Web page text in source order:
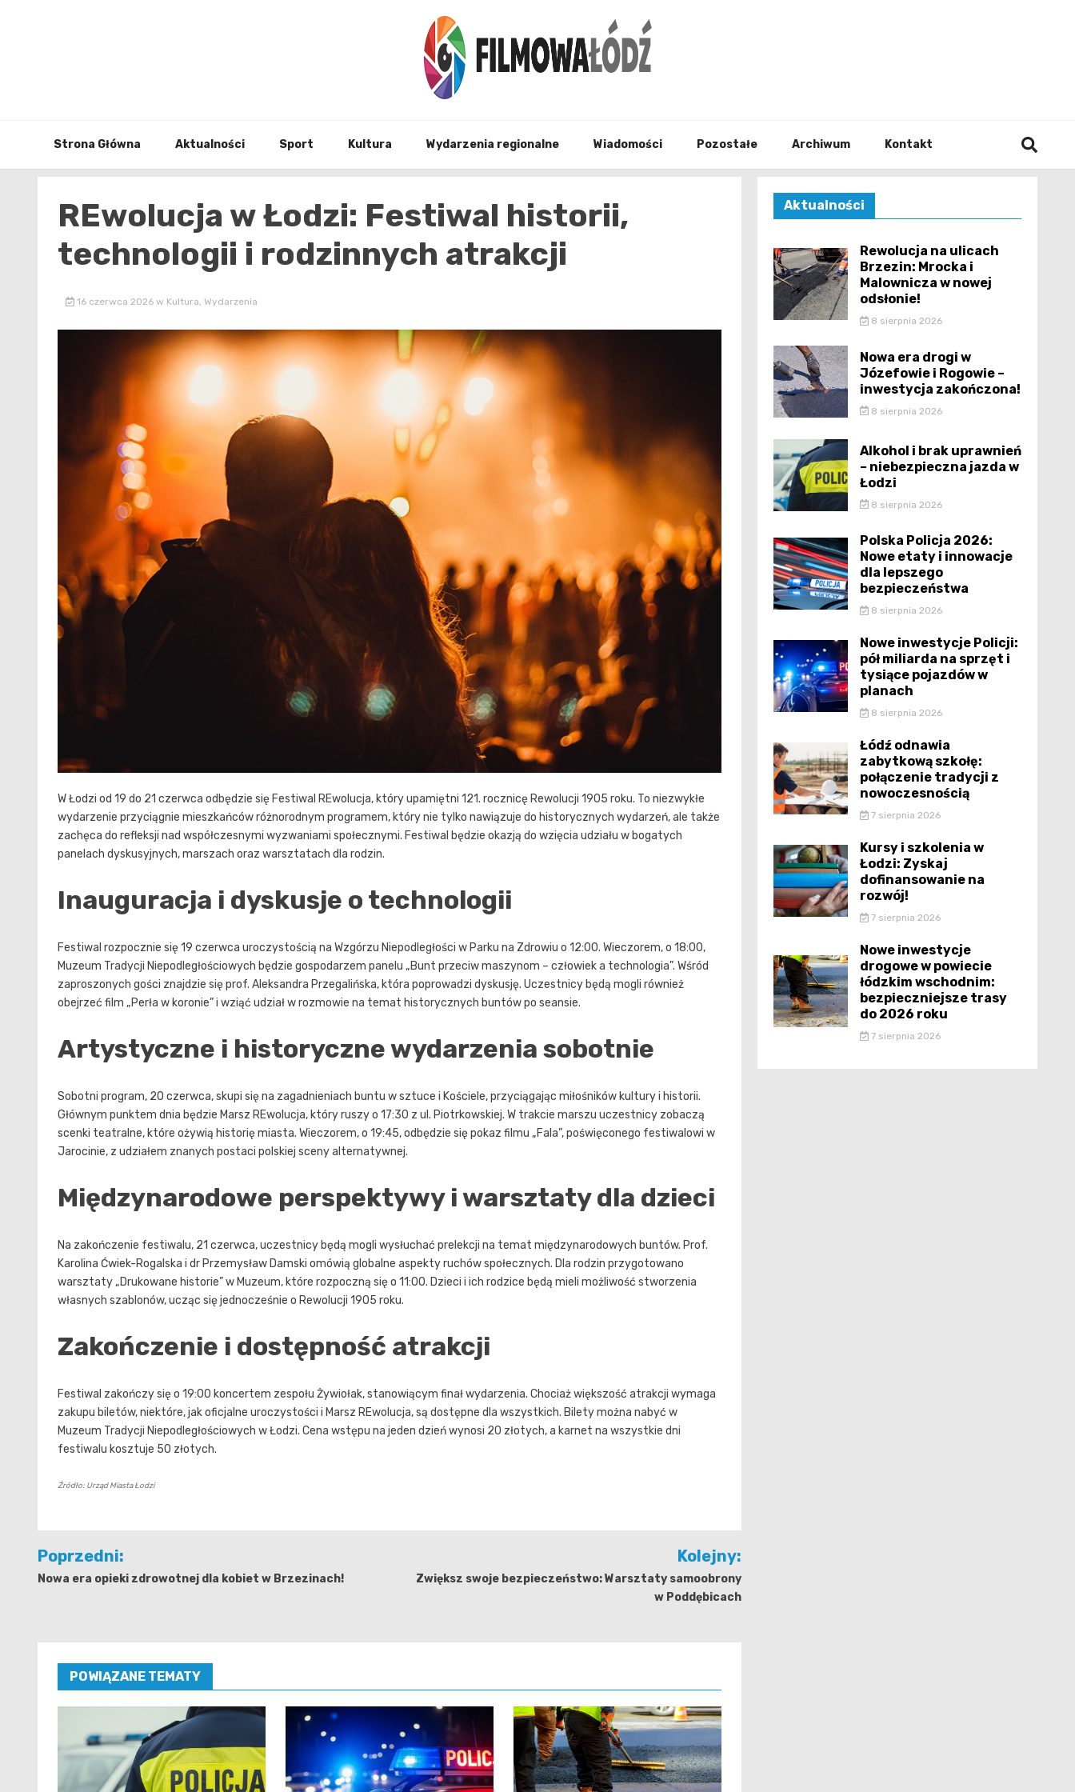
Strona Główna Aktualności Sport Kultura Wydarzenia regionalne Wiadomości Pozostałe Archiwum Kontakt
REwolucja w Łodzi: Festiwal historii,
technologii i rodzinnych atrakcji
16 czerwca 2026 w Kultura, Wydarzenia
W Łodzi od 19 do 21 czerwca odbędzie się Festiwal REwolucja, który upamiętni 121. rocznicę Rewolucji 1905 roku. To niezwykłe
wydarzenie przyciągnie mieszkańców różnorodnym programem, który nie tylko nawiązuje do historycznych wydarzeń, ale także
zachęca do refleksji nad współczesnymi wyzwaniami społecznymi. Festiwal będzie okazją do wzięcia udziału w bogatych
panelach dyskusyjnych, marszach oraz warsztatach dla rodzin.
Inauguracja i dyskusje o technologii
Festiwal rozpocznie się 19 czerwca uroczystością na Wzgórzu Niepodległości w Parku na Zdrowiu o 12:00. Wieczorem, o 18:00,
Muzeum Tradycji Niepodległościowych będzie gospodarzem panelu „Bunt przeciw maszynom – człowiek a technologia”. Wśród
zaproszonych gości znajdzie się prof. Aleksandra Przegalińska, która poprowadzi dyskusję. Uczestnicy będą mogli również
obejrzeć film „Perła w koronie” i wziąć udział w rozmowie na temat historycznych buntów po seansie.
Artystyczne i historyczne wydarzenia sobotnie
Sobotni program, 20 czerwca, skupi się na zagadnieniach buntu w sztuce i Kościele, przyciągając miłośników kultury i historii.
Głównym punktem dnia będzie Marsz REwolucja, który ruszy o 17:30 z ul. Piotrkowskiej. W trakcie marszu uczestnicy zobaczą
scenki teatralne, które ożywią historię miasta. Wieczorem, o 19:45, odbędzie się pokaz filmu „Fala”, poświęconego festiwalowi w
Jarocinie, z udziałem znanych postaci polskiej sceny alternatywnej.
Międzynarodowe perspektywy i warsztaty dla dzieci
Na zakończenie festiwalu, 21 czerwca, uczestnicy będą mogli wysłuchać prelekcji na temat międzynarodowych buntów. Prof.
Karolina Ćwiek-Rogalska i dr Przemysław Damski omówią globalne aspekty ruchów społecznych. Dla rodzin przygotowano
warsztaty „Drukowane historie” w Muzeum, które rozpoczną się o 11:00. Dzieci i ich rodzice będą mieli możliwość stworzenia
własnych szablonów, ucząc się jednocześnie o Rewolucji 1905 roku.
Zakończenie i dostępność atrakcji
Festiwal zakończy się o 19:00 koncertem zespołu Żywiołak, stanowiącym finał wydarzenia. Chociaż większość atrakcji wymaga
zakupu biletów, niektóre, jak oficjalne uroczystości i Marsz REwolucja, są dostępne dla wszystkich. Bilety można nabyć w
Muzeum Tradycji Niepodległościowych w Łodzi. Cena wstępu na jeden dzień wynosi 20 złotych, a karnet na wszystkie dni
festiwalu kosztuje 50 złotych.
Źródło: Urząd Miasta Łodzi
Nawigacja
wpisu
Poprzedni:
Nowa era opieki zdrowotnej dla kobiet w Brzezinach!
Kolejny:
Zwiększ swoje bezpieczeństwo: Warsztaty samoobrony
w Poddębicach
POWIĄZANE TEMATY
Aktualności
Rewolucja na ulicach
Brzezin: Mrocka i
Malownicza w nowej
odsłonie!
8 sierpnia 2026
Nowa era drogi w
Józefowie i Rogowie –
inwestycja zakończona!
8 sierpnia 2026
Alkohol i brak uprawnień
– niebezpieczna jazda w
Łodzi
8 sierpnia 2026
Polska Policja 2026:
Nowe etaty i innowacje
dla lepszego
bezpieczeństwa
8 sierpnia 2026
Nowe inwestycje Policji:
pół miliarda na sprzęt i
tysiące pojazdów w
planach
8 sierpnia 2026
Łódź odnawia
zabytkową szkołę:
połączenie tradycji z
nowoczesnością
7 sierpnia 2026
Kursy i szkolenia w
Łodzi: Zyskaj
dofinansowanie na
rozwój!
7 sierpnia 2026
Nowe inwestycje
drogowe w powiecie
łódzkim wschodnim:
bezpieczniejsze trasy
do 2026 roku
7 sierpnia 2026